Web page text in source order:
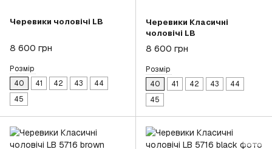
Черевики чоловічі LB
8 600 грн
Розмір
40
41 42 43
44
45
Черевики Класичні
чоловічі LB
8 600 грн
Розмір
40
41 42 43
44
45